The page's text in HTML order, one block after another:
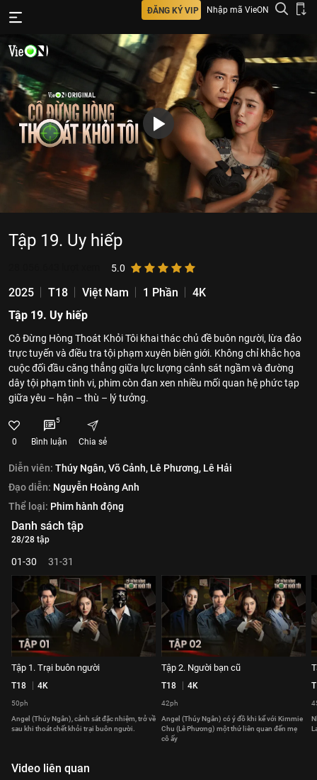
ĐĂNG KÝ VIP Nhập mã VieON
Tập 19. Uy hiếp
5.0
2025 T18 Việt Nam 1 Phần
4K
Tập 19. Uy hiếp
Cô Đừng Hòng Thoát Khỏi Tôi khai thác chủ đề buôn người, lừa đảo
trực tuyến và điều tra tội phạm xuyên biên giới. Không chỉ khắc họa
cuộc đối đầu căng thẳng giữa lực lượng cảnh sát ngầm và đường
dây tội phạm tinh vi, phim còn đan xen nhiều mối quan hệ phức tạp
giữa yêu – hận – thù – lý tưởng.
0
5
Bình luận Chia sẻ
Diễn viên: Thúy Ngân,Võ Cảnh, Lê Phương, Lê Hải
Đạo diễn: Nguyễn Hoàng Anh
Thể loại: Phim hành động
Danh sách tập
28/28 tập
01-30 31-31
Tập 1. Trại buôn người
T18 4K
50ph
Angel (Thúy Ngân), cảnh sát đặc nhiệm, trở về
sau khi thoát chết khỏi trại buôn người.
Tập 2. Người bạn cũ
T18 4K
42ph
Angel (Thúy Ngân) có ý đồ khi kể với Kimmie
Chu (Lê Phương) một thứ liên quan đến mẹ
cô ấy
Video liên quan